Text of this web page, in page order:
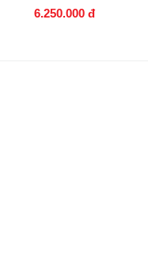
6.250.000 đ